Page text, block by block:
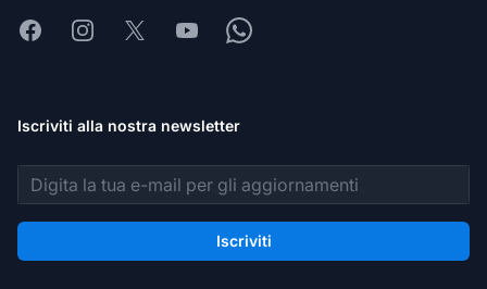
FacebookInstagram
X YoutubeWhatsapp
Iscriviti alla nostra newsletter
Indirizzo email
Iscriviti